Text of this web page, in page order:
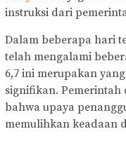
instruksi dari
Dalam beberapa hari
telah mengalami
6,7 ini merupakan
signifikan. Pemerintah
bahwa upaya
memulihkan keadaan